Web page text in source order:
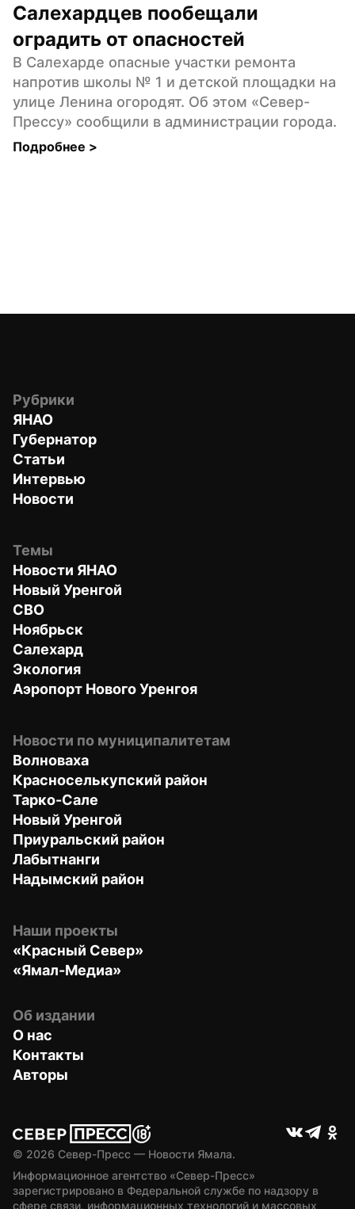
Салехардцев пообещали
оградить от опасностей
В Салехарде опасные участки ремонта
напротив школы № 1 и детской площадки на
улице Ленина огородят. Об этом «Север-
Прессу» сообщили в администрации города.
Подробнее >
Рубрики
ЯНАО
Губернатор
Статьи
Интервью
Новости
Темы
Новости ЯНАО
Новый Уренгой
СВО
Ноябрьск
Салехард
Экология
Аэропорт Нового Уренгоя
Новости по муниципалитетам
Волноваха
Красноселькупский район
Тарко-Сале
Новый Уренгой
Приуральский район
Лабытнанги
Надымский район
Наши проекты
«Красный Север»
«Ямал-Медиа»
Об издании
О нас
Контакты
Авторы
© 2026 Север-Пресс — Новости Ямала.
Информационное агентство «Север-Пресс»
зарегистрировано в Федеральной службе по надзору в
сфере связи, информационных технологий и массовых